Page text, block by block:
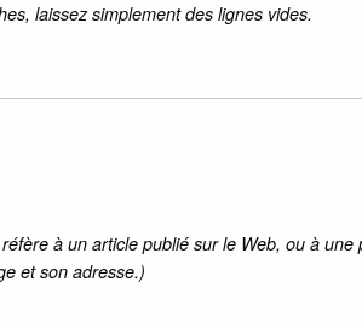
laissez simplement des lignes vides.
à un article publié sur le Web, ou à
et son adresse.)